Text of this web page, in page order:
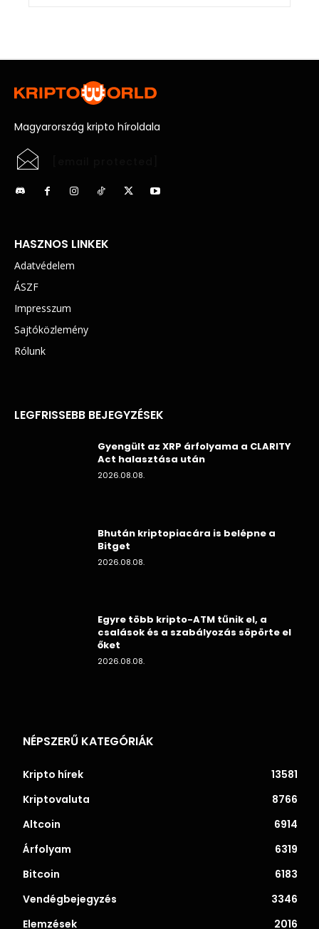
Magyarország kripto híroldala
HASZNOS LINKEK
Adatvédelem
ÁSZF
Impresszum
Sajtóközlemény
Rólunk
LEGFRISSEBB BEJEGYZÉSEK
Gyengült az XRP árfolyama a CLARITY
Act halasztása után
2026.08.08.
Bhután kriptopiacára is belépne a
Bitget
2026.08.08.
Egyre több kripto-ATM tűnik el, a
csalások és a szabályozás söpörte el
őket
2026.08.08.
NÉPSZERŰ KATEGÓRIÁK
Kripto hírek
13581
Kriptovaluta
8766
Altcoin
6914
Árfolyam
6319
Bitcoin
6183
Vendégbejegyzés
3346
Elemzések
2016